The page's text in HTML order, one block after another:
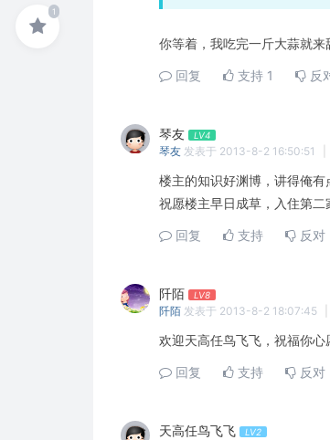
你等着，我吃完一斤大蒜就来
回复 支持 1 反
琴友 LV4
琴友 发表于 2013-8-2 16:50:51
楼主的知识好渊博，讲得俺有
祝愿楼主早日成草，入住第二
回复 支持 反对
阡陌 LV8
阡陌 发表于 2013-8-2 18:07:45
欢迎天高任鸟飞飞，祝福你心
回复 支持 反对
天高任鸟飞飞 LV2